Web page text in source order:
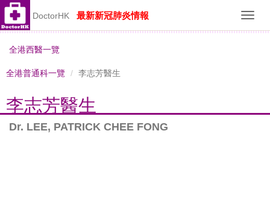
DoctorHK 最新新冠肺炎情報
全港西醫一覽
全港普通科一覽 李志芳醫生
李志芳醫生
Dr. LEE, PATRICK CHEE FONG